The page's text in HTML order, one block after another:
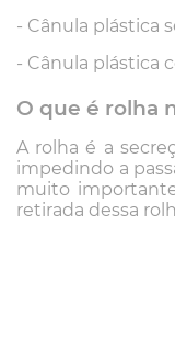
- Cânula plástica
- Cânula plástica
O que é rolha
A rolha é a
impedindo a
muito
retirada dessa